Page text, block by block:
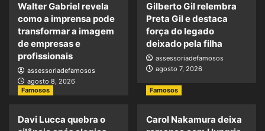
Walter Gabriel revela
como a imprensa pode
transformar a imagem
de empresas e
profissionais
assessoriadefamosos
agosto 8, 2026
Gilberto Gil relembra
Preta Gil e destaca
força do legado
deixado pela filha
assessoriadefamosos
agosto 7, 2026
Famosos
Davi Lucca quebra o
Famosos
Carol Nakamura deixa